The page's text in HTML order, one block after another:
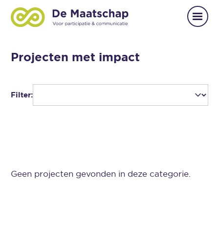
Projecten met impact
Filter:
Geen projecten gevonden in deze categorie.